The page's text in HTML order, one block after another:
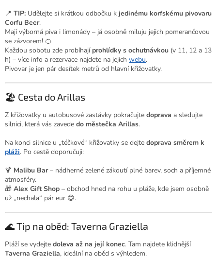
📍 TIP: Udělejte si krátkou odbočku k jedinému korfskému pivovaru
Corfu Beer.
Mají výborná piva i limonády – já osobně miluju jejich pomerančovou
se zázvorem! 🍊
Každou sobotu zde probíhají prohlídky s ochutnávkou (v 11, 12 a 13
h) – více info a rezervace najdete na jejich webu.
Pivovar je jen pár desítek metrů od hlavní křižovatky.
🏖️ Cesta do Arillas
Z křižovatky u autobusové zastávky pokračujte doprava a sledujte
silnici, která vás zavede do městečka Arillas.
Na konci silnice u „téčkové“ křižovatky se dejte doprava směrem k
pláži. Po cestě doporučuji:
🍹 Malibu Bar– nádherné zelené zákoutí plné barev, soch a příjemné
atmosféry.
🎁 Alex Gift Shop – obchod hned na rohu u pláže, kde jsem osobně
už „nechala“ pár eur 😄.
🌊 Tip na oběd: Taverna Graziella
Pláží se vydejte doleva až na její konec. Tam najdete klidnější
Taverna Graziella, ideální na oběd s výhledem.